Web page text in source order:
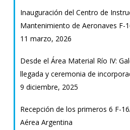
Inauguración del Centro de
Mantenimiento de Aeronaves F-
11 marzo, 2026
Desde el Área Material Río IV:
llegada y ceremonia de
9 diciembre, 2025
Recepción de los primeros 6 F-
Aérea Argentina